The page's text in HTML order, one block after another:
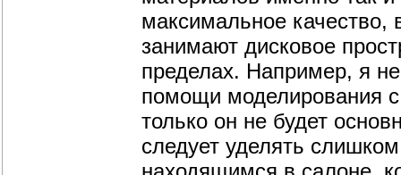
максимальное качество,
занимают дисковое
пределах. Например, я
помощи моделирования
только он не будет
следует уделять